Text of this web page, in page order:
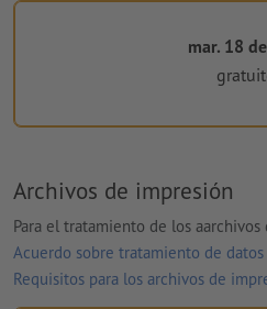
mar. 18
Archivos de impresión
Para el tratamiento de los
Acuerdo sobre tratamiento de
Requisitos para los archivos de